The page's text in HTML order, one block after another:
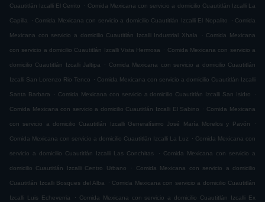
Cuautitlán Izcalli El Cerrito . Comida Mexicana con servicio a domicilio Cuautitlán Izcalli La
Capilla . Comida Mexicana con servicio a domicilio Cuautitlán Izcalli El Nopalito . Comida
Mexicana con servicio a domicilio Cuautitlán Izcalli Industrial Xhala . Comida Mexicana
con servicio a domicilio Cuautitlán Izcalli Vista Hermosa . Comida Mexicana con servicio a
domicilio Cuautitlán Izcalli Jaltipa . Comida Mexicana con servicio a domicilio Cuautitlán
Izcalli San Lorenzo Rio Tenco . Comida Mexicana con servicio a domicilio Cuautitlán Izcalli
Santa Barbara . Comida Mexicana con servicio a domicilio Cuautitlán Izcalli San Isidro .
Comida Mexicana con servicio a domicilio Cuautitlán Izcalli El Sabino . Comida Mexicana
con servicio a domicilio Cuautitlán Izcalli Generalísimo José María Morelos y Pavón .
Comida Mexicana con servicio a domicilio Cuautitlán Izcalli La Luz . Comida Mexicana con
servicio a domicilio Cuautitlán Izcalli Las Conchitas . Comida Mexicana con servicio a
domicilio Cuautitlán Izcalli Centro Urbano . Comida Mexicana con servicio a domicilio
Cuautitlán Izcalli Bosques del Alba . Comida Mexicana con servicio a domicilio Cuautitlán
Izcalli Luis Echeverria . Comida Mexicana con servicio a domicilio Cuautitlán Izcalli Ex